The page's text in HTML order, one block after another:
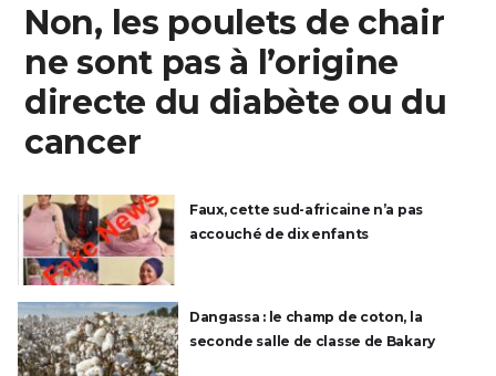
Non, les poulets de chair
ne sont pas à l’origine
directe du diabète ou du
cancer
Faux, cette sud-africaine n’a pas
accouché de dix enfants
Dangassa : le champ de coton, la
seconde salle de classe de Bakary